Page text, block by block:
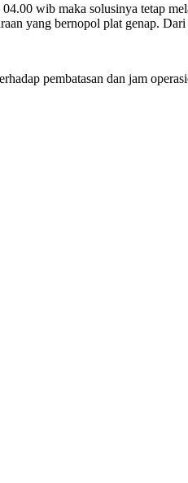
wib maka solusinya tetap
yang bernopol plat genap.
pembatasan dan jam